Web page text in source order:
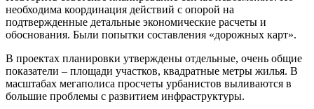
необходима координация действий с опорой на
подтвержденные детальные экономические расчеты и
обоснования. Были попытки составления «дорожных карт».
В проектах планировки утверждены отдельные, очень общие
показатели – площади участков, квадратные метры жилья. В
масштабах мегаполиса просчеты урбанистов выливаются в
большие проблемы с развитием инфраструктуры.